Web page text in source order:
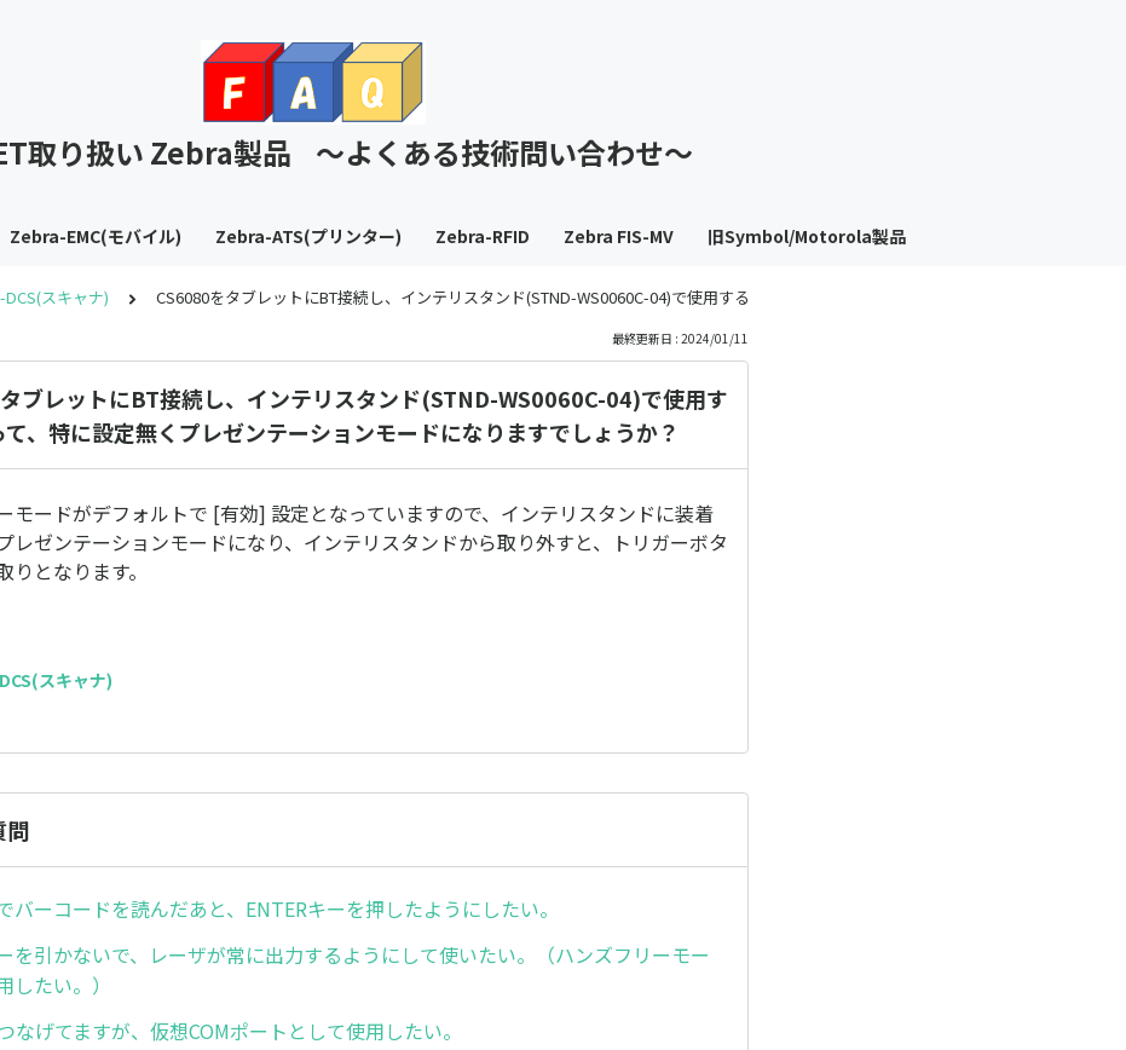
取り扱い Zebra製品 ～よくある技術問い合わせ～
Zebra-EMC(モバイル) Zebra-ATS(プリンター) Zebra-RFID Zebra FIS-MV 旧Symbol/Motorola製品
スキャナ) CS6080をタブレットにBT接続し、インテリスタンド(STND-WS0060C-04)で使用するにあたって、特に設定無くプレゼンテーションモー
最終更新日 : 2024/01/11
ブレットにBT接続し、インテリスタンド(STND-WS0060C-04)で使用す
て、特に設定無くプレゼンテーションモードになりますでしょうか？
モードがデフォルトで [有効] 設定となっていますので、インテリスタンドに装着
レゼンテーションモードになり、インテリスタンドから取り外すと、トリガーボタ
りとなります。
スキャナ)
問
バーコードを読んだあと、ENTERキーを押したようにしたい。
を引かないで、レーザが常に出力するようにして使いたい。（ハンズフリーモー
したい。）
なげてますが、仮想COMポートとして使用したい。